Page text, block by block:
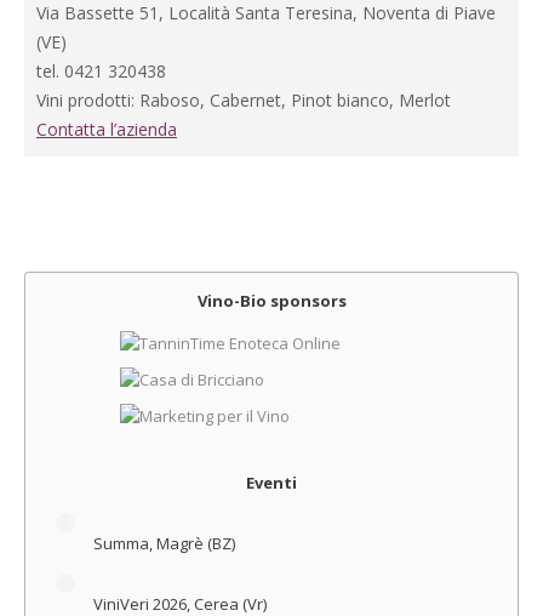
Via Bassette 51, Località Santa Teresina, Noventa di Piave
(VE)
tel. 0421 320438
Vini prodotti: Raboso, Cabernet, Pinot bianco, Merlot
Contatta l’azienda
Vino-Bio sponsors
Eventi
Summa, Magrè (BZ)
ViniVeri 2026, Cerea (Vr)